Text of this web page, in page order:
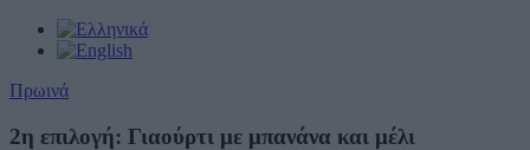
Πρωινά
2η επιλογή: Γιαούρτι με μπανάνα και μέλι